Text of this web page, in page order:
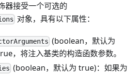
器接受一个可选的
对象，具有以下属性：
(boolean，默认为
，将注入基类的构造函数参数。
(boolean，默认为 true)：如果为